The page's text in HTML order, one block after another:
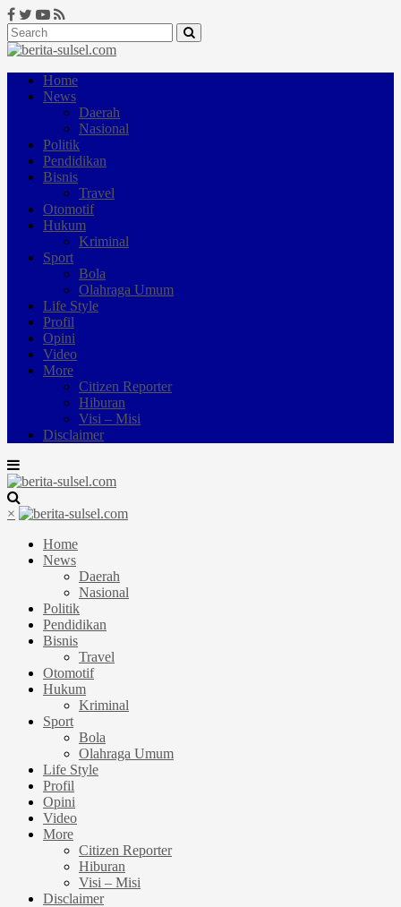
Home
News
Daerah
Nasional
Politik
Pendidikan
Bisnis
Travel
Otomotif
Hukum
Kriminal
Sport
Bola
Olahraga Umum
Life Style
Profil
Opini
Video
More
Citizen Reporter
Hiburan
Visi – Misi
Disclaimer
×
Home
News
Daerah
Nasional
Politik
Pendidikan
Bisnis
Travel
Otomotif
Hukum
Kriminal
Sport
Bola
Olahraga Umum
Life Style
Profil
Opini
Video
More
Citizen Reporter
Hiburan
Visi – Misi
Disclaimer